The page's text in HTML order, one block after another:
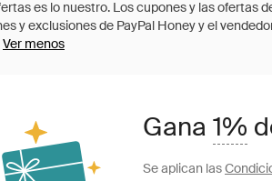
Ver menos
Gana 1%
Se aplican las